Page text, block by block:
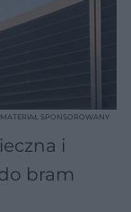
i
bram
MATERIAŁ SPONSOROWANY